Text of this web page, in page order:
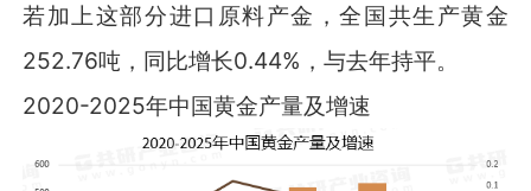
若加上这部分进口原料产金，全国共生产黄金
252.76吨，同比增长0.44%，与去年持平。
2020-2025年中国黄金产量及增速